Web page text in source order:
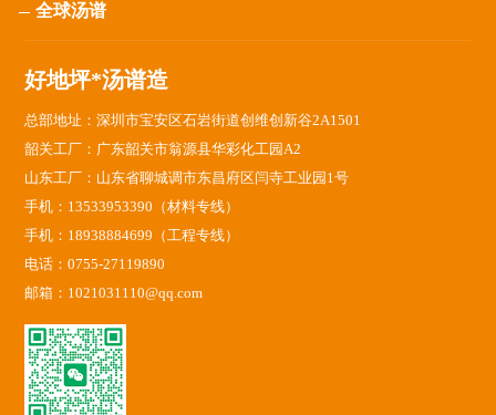
全球汤谱
好地坪*汤谱造
总部地址：深圳市宝安区石岩街道创维创新谷2A1501
韶关工厂：广东韶关市翁源县华彩化工园A2
山东工厂：山东省聊城调市东昌府区闫寺工业园1号
手机：13533953390（材料专线）
手机：18938884699（工程专线）
电话：0755-27119890
邮箱：1021031110@qq.com